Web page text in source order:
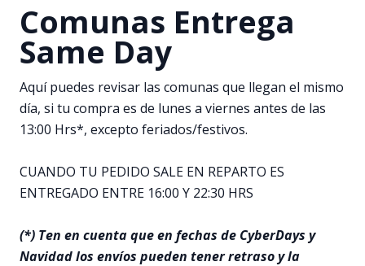
Comunas Entrega
Same Day
Aquí puedes revisar las comunas que llegan el mismo
día, si tu compra es de lunes a viernes antes de las
13:00 Hrs*, excepto feriados/festivos.
CUANDO TU PEDIDO SALE EN REPARTO ES
ENTREGADO ENTRE 16:00 Y 22:30 HRS
(*) Ten en cuenta que en fechas de CyberDays y
Navidad los envíos pueden tener retraso y la